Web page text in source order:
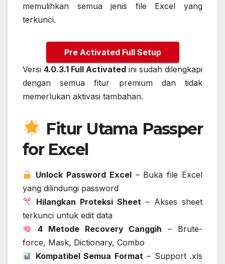
memulihkan semua jenis file Excel yang
terkunci.
Pre Activated Full Setup
Versi 4.0.3.1 Full Activated ini sudah dilengkapi
dengan semua fitur premium dan tidak
memerlukan aktivasi tambahan.
Fitur Utama Passper
for Excel
Unlock Password Excel– Buka file Excel
yang dilindungi password
Hilangkan Proteksi Sheet – Akses sheet
terkunci untuk edit data
4 Metode Recovery Canggih – Brute-
force, Mask, Dictionary, Combo
Kompatibel Semua Format– Support .xls